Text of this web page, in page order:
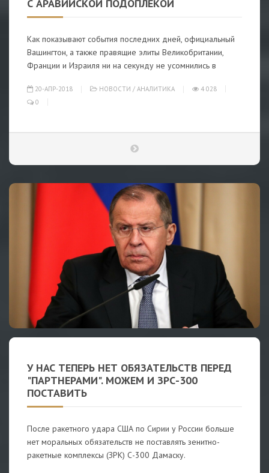
С АРАВИЙСКОЙ ПОДОПЛЁКОЙ
Как показывают события последних дней, официальный
Вашингтон, а также правящие элиты Великобритании,
Франции и Израиля ни на секунду не усомнились в
20-АПР-2018 НОВОСТИ / АНАЛИТИКА
4 028
0
У НАС ТЕПЕРЬ НЕТ ОБЯЗАТЕЛЬСТВ ПЕРЕД
"ПАРТНЕРАМИ". МОЖЕМ И ЗРС-300
ПОСТАВИТЬ
После ракетного удара США по Сирии у России больше
нет моральных обязательств не поставлять зенитно-
ракетные комплексы (ЗРК) С-300 Дамаску.